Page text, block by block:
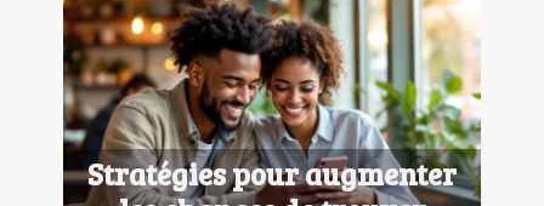
Stratégies pour augmenter